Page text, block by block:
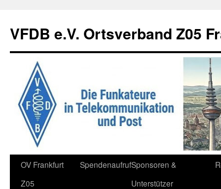
springen
VFDB e.V. Ortsverband Z05
OV Frankfurt
Z05
SpendenaufrufSponsoren &
Unterstützer